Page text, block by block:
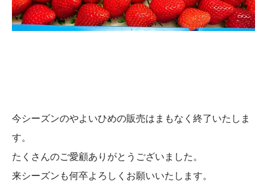
今シーズンのやよいひめの販売はまもなく終了いたしま
す。
たくさんのご愛顧ありがとうございました。
来シーズンも何卒よろしくお願いいたします。